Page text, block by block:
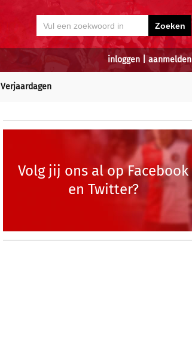
inloggen aanmelden
Verjaardagen
Volg jij ons al op Facebook
en Twitter?